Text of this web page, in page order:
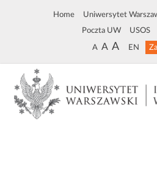
Home Uniwersytet
Poczta UW USOS
A A A EN